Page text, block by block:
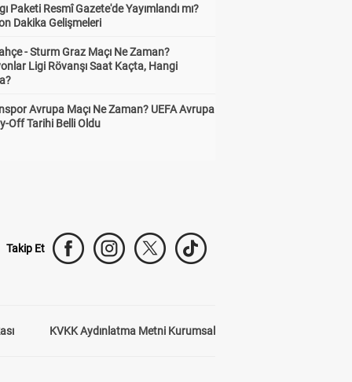
Paketi Resmî Gazete'de Yayımlandı mı?
Dakika Gelişmeleri
- Sturm Graz Maçı Ne Zaman?
Ligi Rövanşı Saat Kaçta, Hangi
Avrupa Maçı Ne Zaman? UEFA Avrupa
Off Tarihi Belli Oldu
Takip Et
KVKK Aydınlatma Metni Kurumsal